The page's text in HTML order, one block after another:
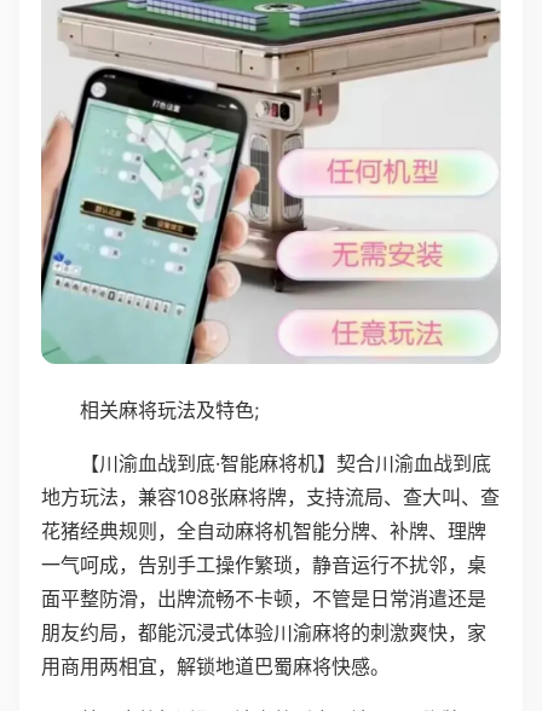
相关麻将玩法及特色;
【川渝血战到底·智能麻将机】契合川渝血战到底
地方玩法，兼容108张麻将牌，支持流局、查大叫、查
花猪经典规则，全自动麻将机智能分牌、补牌、理牌
一气呵成，告别手工操作繁琐，静音运行不扰邻，桌
面平整防滑，出牌流畅不卡顿，不管是日常消遣还是
朋友约局，都能沉浸式体验川渝麻将的刺激爽快，家
用商用两相宜，解锁地道巴蜀麻将快感。